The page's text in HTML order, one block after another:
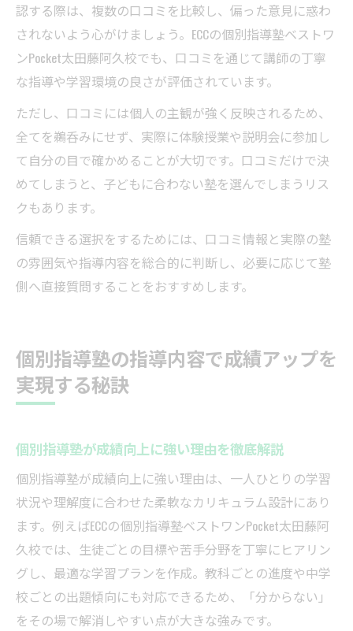
認する際は、複数の口コミを比較し、偏った意見に惑わ
されないよう心がけましょう。ECCの個別指導塾ベストワ
ンPocket太田藤阿久校でも、口コミを通じて講師の丁寧
な指導や学習環境の良さが評価されています。
ただし、口コミには個人の主観が強く反映されるため、
全てを鵜呑みにせず、実際に体験授業や説明会に参加し
て自分の目で確かめることが大切です。口コミだけで決
めてしまうと、子どもに合わない塾を選んでしまうリス
クもあります。
信頼できる選択をするためには、口コミ情報と実際の塾
の雰囲気や指導内容を総合的に判断し、必要に応じて塾
側へ直接質問することをおすすめします。
個別指導塾の指導内容で成績アップを
実現する秘訣
個別指導塾が成績向上に強い理由を徹底解説
個別指導塾が成績向上に強い理由は、一人ひとりの学習
状況や理解度に合わせた柔軟なカリキュラム設計にあり
ます。例えばECCの個別指導塾ベストワンPocket太田藤阿
久校では、生徒ごとの目標や苦手分野を丁寧にヒアリン
グし、最適な学習プランを作成。教科ごとの進度や中学
校ごとの出題傾向にも対応できるため、「分からない」
をその場で解消しやすい点が大きな強みです。